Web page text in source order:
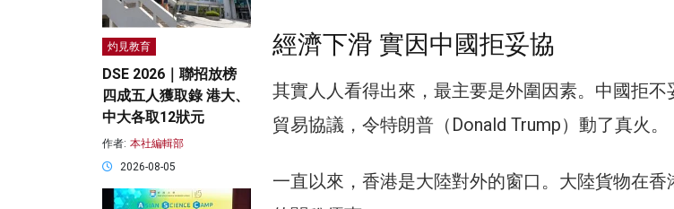
經濟下滑 實因中國拒妥協
其實人人看得出來，最主要是外圍因素。中國拒
貿易協議，令特朗普（Donald Trump）動了真火。
一直以來，香港是大陸對外的窗口。大陸貨物在
灼見教育
DSE 2026｜聯招放榜
四成五人獲取錄 港大、
中大各取12狀元
作者: 本社編輯部
2026-08-05